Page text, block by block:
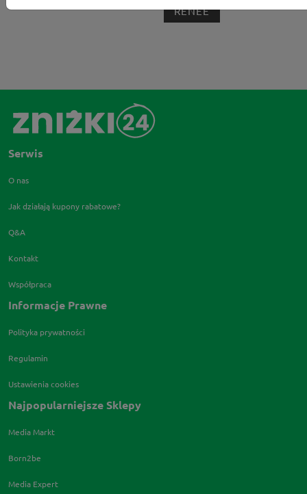
RENEE
Serwis
O nas
Jak działają kupony rabatowe?
Q&A
Kontakt
Współpraca
Informacje Prawne
Polityka prywatności
Regulamin
Ustawienia cookies
Najpopularniejsze Sklepy
Media Markt
Born2be
Media Expert